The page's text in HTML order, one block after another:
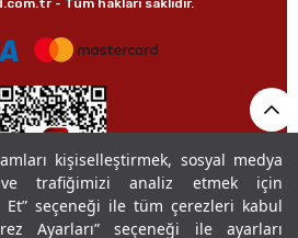
kişiselleştirmek, sosyal medya
ve trafiğimizi analiz etmek için
Et” seçeneği ile tüm çerezleri kabul
Ayarları” seçeneği ile ayarları
- Tüm hakları saklıdır.